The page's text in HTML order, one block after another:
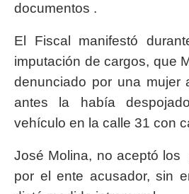
documentos .
El Fiscal manifestó
imputación de cargos, que
denunciado por una mujer
antes la había
vehículo en la calle 31 con
José Molina, no aceptó los
por el ente acusador, sin